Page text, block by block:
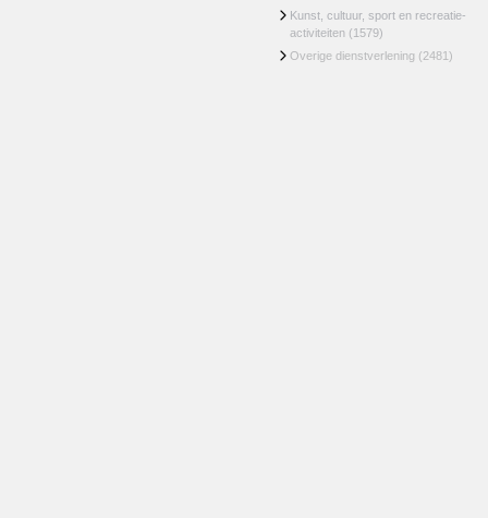
Kunst, cultuur, sport en recreatie-
activiteiten (1579)
Overige dienstverlening (2481)